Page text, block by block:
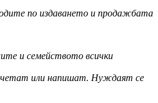
по издаването и продажбата
и семейството всички
или напишат. Нуждаят се